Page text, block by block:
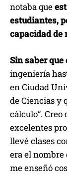
notaba que
estudiantes,
capacidad de
Sin saber
ingeniería
en Ciudad
de Ciencias y
cálculo”.
excelentes
llevé clases
era el nombre
me enseñó